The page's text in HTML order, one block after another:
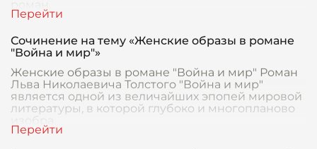
Сочинение на тему «Женские образы в романе
"Война и мир"»
Женские образы в романе "Война и мир" Роман
Льва Николаевича Толстого "Война и мир"
является одной из величайших эпопей мировой
литературы, в которой глубоко и многопланово
изобра